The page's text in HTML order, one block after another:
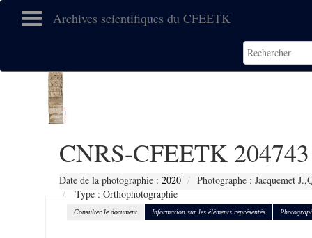
Archives scientifiques du CFEETK
CNRS-CFEETK 204743
Date de la photographie : 2020
Photographe : Jacquemet
Type : Orthophotographie
Consulter le document Information sur les éléments représentés